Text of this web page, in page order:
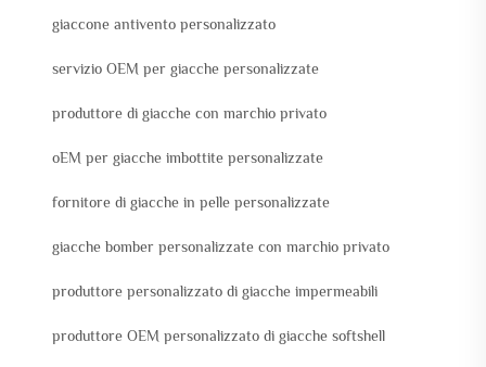
giaccone antivento personalizzato
servizio OEM per giacche personalizzate
produttore di giacche con marchio privato
oEM per giacche imbottite personalizzate
fornitore di giacche in pelle personalizzate
giacche bomber personalizzate con marchio privato
produttore personalizzato di giacche impermeabili
produttore OEM personalizzato di giacche softshell